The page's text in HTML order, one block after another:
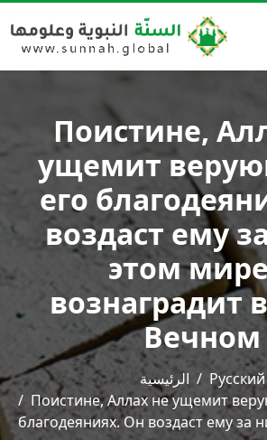
Поистине,
ущемит
его
воздаст ему
этом
вознаградит
Вечном
الرئيسية
Русский
Поистине, Аллах не ущемит
благодеяниях. Он воздаст ему за